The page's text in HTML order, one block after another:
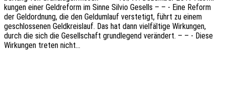
kun­gen einer Geld­re­form im Sinne Silvio Gesells – – - Eine Reform
der Geld­ord­nung, die den Geld­um­lauf verste­tigt, führt zu einem
geschlos­se­nen Geld­kreis­lauf. Das hat dann viel­fäl­ti­ge Wirkun­gen,
durch die sich die Gesell­schaft grund­le­gend verän­dert. – – - Diese
Wirkun­gen treten nicht…